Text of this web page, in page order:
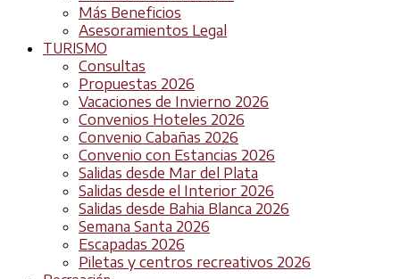
Más Beneficios
Asesoramientos Legal
TURISMO
Consultas
Propuestas 2026
Vacaciones de Invierno 2026
Convenios Hoteles 2026
Convenio Cabañas 2026
Convenio con Estancias 2026
Salidas desde Mar del Plata
Salidas desde el Interior 2026
Salidas desde Bahia Blanca 2026
Semana Santa 2026
Escapadas 2026
Piletas y centros recreativos 2026